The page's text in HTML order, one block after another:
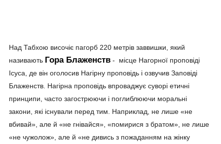
Над Табхою височіє пагорб 220 метрів заввишки, який
називають Гора Блаженств - місце Нагорної проповіді
Ісуса, де він оголосив Нагірну проповідь і озвучив Заповіді
Блаженств. Нагірна проповідь впроваджує суворі етичні
принципи, часто загострюючи і поглиблюючи моральні
закони, які існували перед тим. Наприклад, не лише «не
вбивай», але й «не гнівайся», «помирися з братом», не лише
«не чужолож», але й «не дивись з пожаданням на жінку